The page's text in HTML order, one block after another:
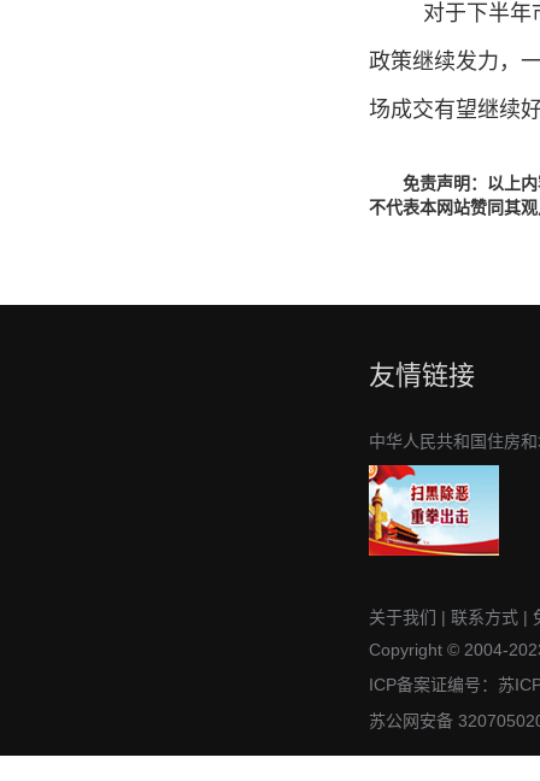
对于下半年
政策继续发力，
场成交有望继续
免责声明：以上
不代表本网站赞同其
友情链接
中华人民共和国住房
关于我们 | 联系方式|
Copyright © 2004-
ICP备案证编号：苏
苏公网安备